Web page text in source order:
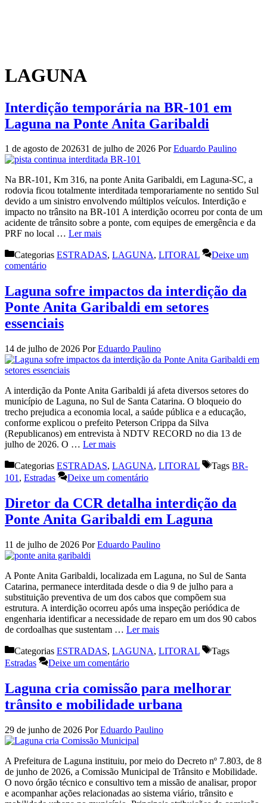
LAGUNA
Interdição temporária na BR-101 em
Laguna na Ponte Anita Garibaldi
1 de agosto de 202631 de julho de 2026 PorEduardo Paulino
Na BR-101, Km 316, na ponte Anita Garibaldi, em Laguna-SC, a
rodovia ficou totalmente interditada temporariamente no sentido Sul
devido a um sinistro envolvendo múltiplos veículos. Interdição e
impacto no trânsito na BR-101 A interdição ocorreu por conta de um
acidente de trânsito sobre a ponte, com equipes de emergência e da
PRF no local … Ler mais
Categorias ESTRADAS, LAGUNA, LITORAL
Deixe um
comentário
Laguna sofre impactos da interdição da
Ponte Anita Garibaldi em setores
essenciais
14 de julho de 2026 PorEduardo Paulino
A interdição da Ponte Anita Garibaldi já afeta diversos setores do
município de Laguna, no Sul de Santa Catarina. O bloqueio do
trecho prejudica a economia local, a saúde pública e a educação,
conforme explicou o prefeito Peterson Crippa da Silva
(Republicanos) em entrevista à NDTV RECORD no dia 13 de
julho de 2026. O … Ler mais
Categorias ESTRADAS, LAGUNA, LITORAL Tags BR-
101 , Estradas Deixe um comentário
Diretor da CCR detalha interdição da
Ponte Anita Garibaldi em Laguna
11 de julho de 2026 PorEduardo Paulino
A Ponte Anita Garibaldi, localizada em Laguna, no Sul de Santa
Catarina, permanece interditada desde o dia 9 de julho para a
substituição preventiva de um dos cabos que compõem sua
estrutura. A interdição ocorreu após uma inspeção periódica de
engenharia identificar a necessidade de reparo em um dos 90 cabos
de cordoalhas que sustentam … Ler mais
Categorias ESTRADAS, LAGUNA, LITORAL
Tags
Estradas
Deixe um comentário
Laguna cria comissão para melhorar
trânsito e mobilidade urbana
29 de junho de 2026 PorEduardo Paulino
A Prefeitura de Laguna instituiu, por meio do Decreto nº 7.803, de 8
de junho de 2026, a Comissão Municipal de Trânsito e Mobilidade.
O novo órgão técnico e consultivo tem a missão de analisar, propor
e acompanhar ações relacionadas ao sistema viário, trânsito e